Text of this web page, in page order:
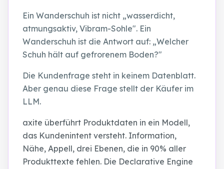
Ein Wanderschuh ist nicht „wasserdicht,
atmungsaktiv, Vibram-Sohle". Ein
Wanderschuh ist die Antwort auf: „Welcher
Schuh hält auf gefrorenem Boden?"
Die Kundenfrage steht in keinem Datenblatt.
Aber genau diese Frage stellt der Käufer im
LLM.
axite überführt Produktdaten in ein Modell,
das Kundenintent versteht. Information,
Nähe, Appell, drei Ebenen, die in 90% aller
Produkttexte fehlen. Die Declarative Engine